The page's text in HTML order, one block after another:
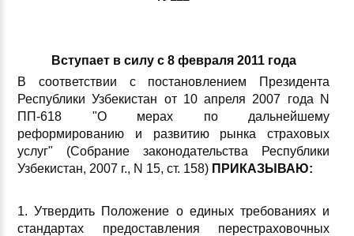
Вступает в силу с 8 февраля 2011 года
В соответствии с постановлением Президента
Республики Узбекистан от 10 апреля 2007 года N
ПП-618 "О мерах по дальнейшему
реформированию и развитию рынка страховых
услуг" (Собрание законодательства Республики
Узбекистан, 2007 г., N 15, ст. 158) ПРИКАЗЫВАЮ:
1. Утвердить Положение о единых требованиях и
стандартах предоставления перестраховочных